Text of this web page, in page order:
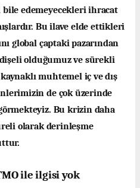
edemeyecekleri ihracat
Bu ilave elde ettikleri
global çaptaki pazarından
olduğumuz ve sürekli
muhtemel iç ve dış
de çok üzerinde
Bu krizin daha
olarak derinleşme
ile ilgisi yok